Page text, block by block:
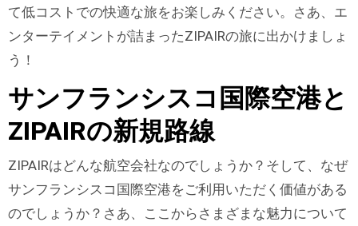
て低コストでの快適な旅をお楽しみください。さあ、エ
ンターテイメントが詰まったZIPAIRの旅に出かけましょ
う！
サンフランシスコ国際空港と
ZIPAIRの新規路線
ZIPAIRはどんな航空会社なのでしょうか？そして、なぜ
サンフランシスコ国際空港をご利用いただく価値がある
のでしょうか？さあ、ここからさまざまな魅力について